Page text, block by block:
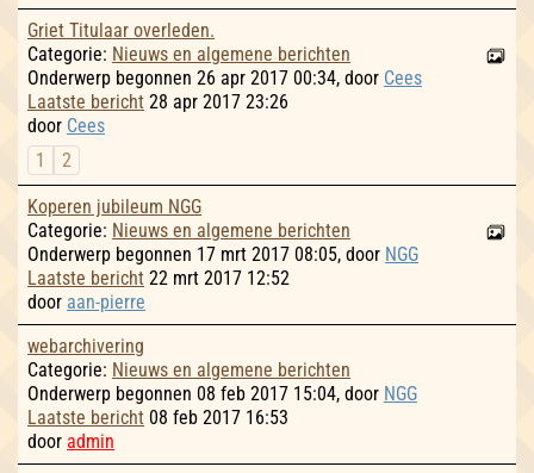
Griet Titulaar overleden.
Categorie: Nieuws en algemene berichten
Onderwerp begonnen 26 apr 2017 00:34, door Cees
Laatste bericht 28 apr 2017 23:26
door Cees
1
2
Koperen jubileum NGG
Categorie: Nieuws en algemene berichten
Onderwerp begonnen 17 mrt 2017 08:05, door NGG
Laatste bericht 22 mrt 2017 12:52
door aan-pierre
webarchivering
Categorie: Nieuws en algemene berichten
Onderwerp begonnen 08 feb 2017 15:04, door NGG
Laatste bericht 08 feb 2017 16:53
door admin